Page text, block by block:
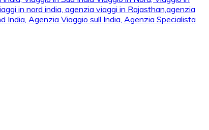
nord india, agenzia viaggi in Rajasthan,agenzia
Agenzia Viaggio sull India, Agenzia Specialista